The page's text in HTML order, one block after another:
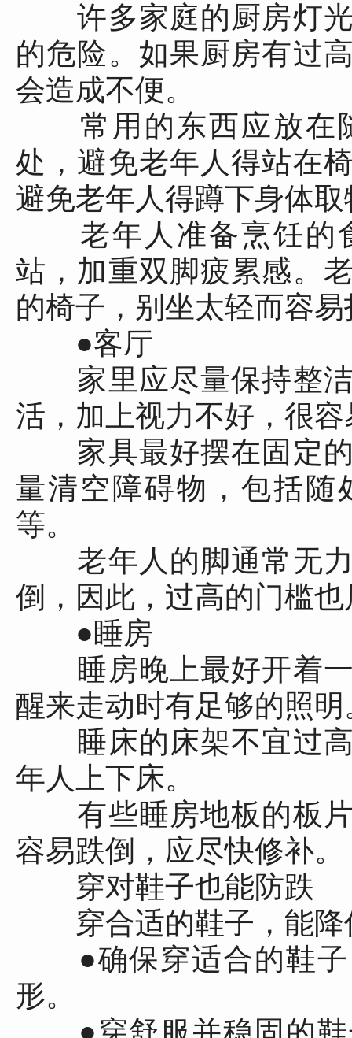
许多家庭的厨房灯光
的危险。如果厨房有过
会造成不便。
常用的东西应放在
处，避免老年人得站在
避免老年人得蹲下身体
老年人准备烹饪的
站，加重双脚疲累感。
的椅子，别坐太轻而容
●客厅
家里应尽量保持整洁
活，加上视力不好，很
家具最好摆在固定的
量清空障碍物，包括随
等。
老年人的脚通常无力
倒，因此，过高的门槛
●睡房
睡房晚上最好开着一
醒来走动时有足够的照明
睡床的床架不宜过高
年人上下床。
有些睡房地板的板片
容易跌倒，应尽快修补。
穿对鞋子也能防跌
穿合适的鞋子，能降
●确保穿适合的鞋子
形。